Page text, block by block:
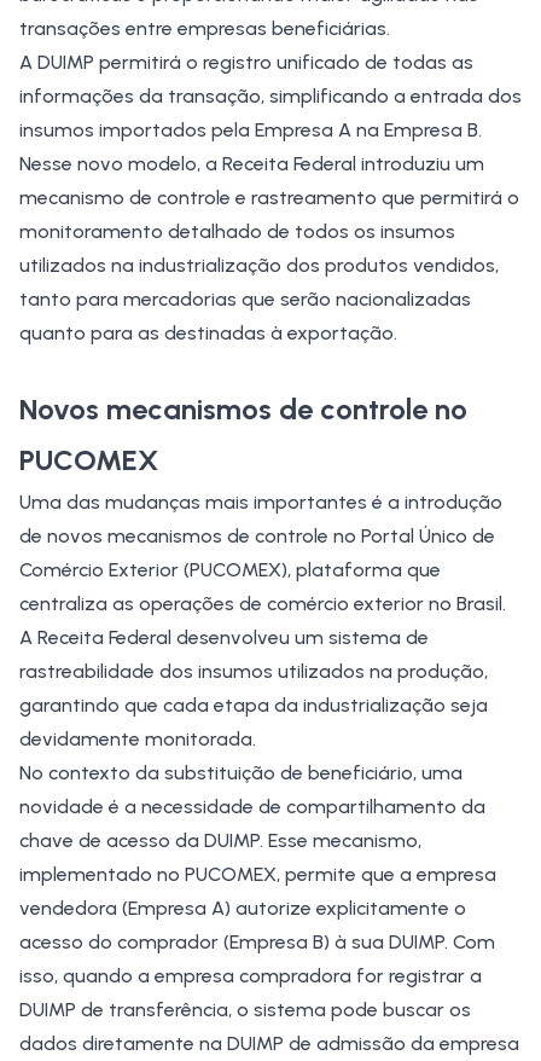
transações entre empresas beneficiárias.
A DUIMP permitirá o registro unificado de todas as
informações da transação, simplificando a entrada dos
insumos importados pela Empresa A na Empresa B.
Nesse novo modelo, a Receita Federal introduziu um
mecanismo de controle e rastreamento que permitirá o
monitoramento detalhado de todos os insumos
utilizados na industrialização dos produtos vendidos,
tanto para mercadorias que serão nacionalizadas
quanto para as destinadas à exportação.
Novos mecanismos de controle no
PUCOMEX
Uma das mudanças mais importantes é a introdução
de novos mecanismos de controle no Portal Único de
Comércio Exterior (PUCOMEX), plataforma que
centraliza as operações de comércio exterior no Brasil.
A Receita Federal desenvolveu um sistema de
rastreabilidade dos insumos utilizados na produção,
garantindo que cada etapa da industrialização seja
devidamente monitorada.
No contexto da substituição de beneficiário, uma
novidade é a necessidade de compartilhamento da
chave de acesso da DUIMP. Esse mecanismo,
implementado no PUCOMEX, permite que a empresa
vendedora (Empresa A) autorize explicitamente o
acesso do comprador (Empresa B) à sua DUIMP. Com
isso, quando a empresa compradora for registrar a
DUIMP de transferência, o sistema pode buscar os
dados diretamente na DUIMP de admissão da empresa